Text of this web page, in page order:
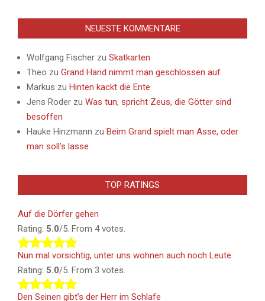
NEUESTE KOMMENTARE
Wolfgang Fischer zu Skatkarten
Theo zu Grand Hand nimmt man geschlossen auf
Markus zu Hinten kackt die Ente
Jens Roder zu Was tun, spricht Zeus, die Götter sind
besoffen
Hauke Hinzmann zu Beim Grand spielt man Asse, oder
man soll’s lasse
TOP RATINGS
Auf die Dörfer gehen
Rating: 5.0/5. From 4 votes.
Nun mal vorsichtig, unter uns wohnen auch noch Leute
Rating: 5.0/5. From 3 votes.
Den Seinen gibt’s der Herr im Schlafe